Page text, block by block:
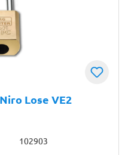
Lose VE2
102903